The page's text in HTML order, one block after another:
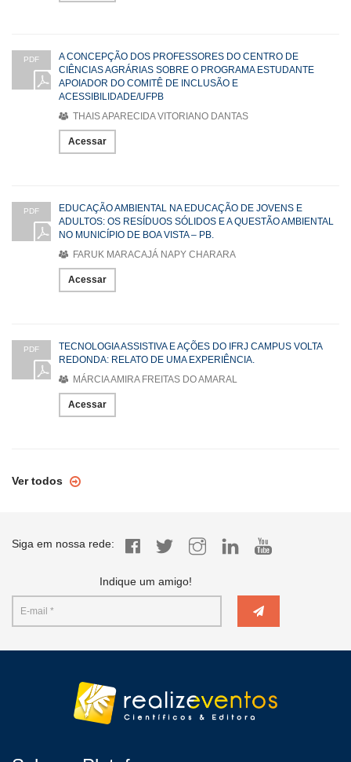
PDF
A CONCEPÇÃO DOS PROFESSORES DO CENTRO DE
CIÊNCIAS AGRÁRIAS SOBRE O PROGRAMA ESTUDANTE
APOIADOR DO COMITÊ DE INCLUSÃO E
ACESSIBILIDADE/UFPB
THAIS APARECIDA VITORIANO DANTAS
Acessar
PDF
EDUCAÇÃO AMBIENTAL NA EDUCAÇÃO DE JOVENS E
ADULTOS: OS RESÍDUOS SÓLIDOS E A QUESTÃO AMBIENTAL
NO MUNICÍPIO DE BOA VISTA – PB.
FARUK MARACAJÁ NAPY CHARARA
Acessar
PDF
TECNOLOGIA ASSISTIVA E AÇÕES DO IFRJ CAMPUS VOLTA
REDONDA: RELATO DE UMA EXPERIÊNCIA.
MÁRCIA AMIRA FREITAS DO AMARAL
Acessar
Ver todos
Siga em nossa rede:
Indique um amigo!